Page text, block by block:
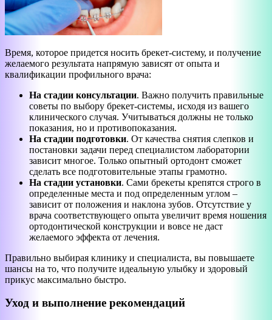
Время, которое придется носить брекет-систему, и получение
желаемого результата напрямую зависят от опыта и
квалификации профильного врача:
На стадии консультации. Важно получить правильные
советы по выбору брекет-системы, исходя из вашего
клинического случая. Учитываться должны не только
показания, но и противопоказания.
На стадии подготовки. От качества снятия слепков и
постановки задачи перед специалистом лаборатории
зависит многое. Только опытный ортодонт сможет
сделать все подготовительные этапы грамотно.
На стадии установки. Сами брекеты крепятся строго в
определенные места и под определенным углом –
зависит от положения и наклона зубов. Отсутствие у
врача соответствующего опыта увеличит время ношения
ортодонтической конструкции и вовсе не даст
желаемого эффекта от лечения.
Правильно выбирая клинику и специалиста, вы повышаете
шансы на то, что получите идеальную улыбку и здоровый
прикус максимально быстро.
Уход и выполнение рекомендаций